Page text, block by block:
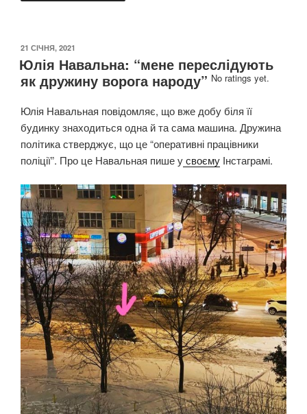
ОПУБЛІКОВАНО
21 СІЧНЯ, 2021
Юлія Навальна: “мене переслідують
як дружину ворога народу” No ratings yet.
Юлія Навальная повідомляє, що вже добу біля її
будинку знаходиться одна й та сама машина. Дружина
політика стверджує, що це “оперативні працівники
поліції”. Про це Навальная пише усвоєму Інстаграмі.